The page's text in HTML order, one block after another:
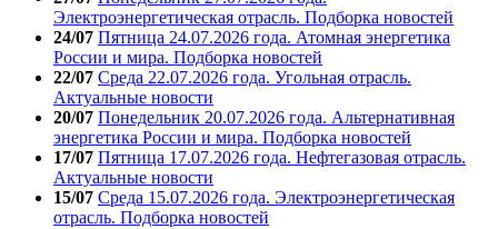
Электроэнергетическая отрасль. Подборка новостей
24/07 Пятница 24.07.2026 года. Атомная энергетика
России и мира. Подборка новостей
22/07 Среда 22.07.2026 года. Угольная отрасль.
Актуальные новости
20/07 Понедельник 20.07.2026 года. Альтернативная
энергетика России и мира. Подборка новостей
17/07 Пятница 17.07.2026 года. Нефтегазовая отрасль.
Актуальные новости
15/07 Среда 15.07.2026 года. Электроэнергетическая
отрасль. Подборка новостей